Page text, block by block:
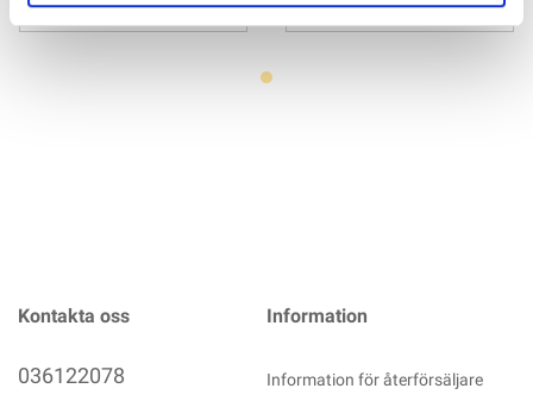
Kontakta oss
036122078
Information
Information för återförsäljare